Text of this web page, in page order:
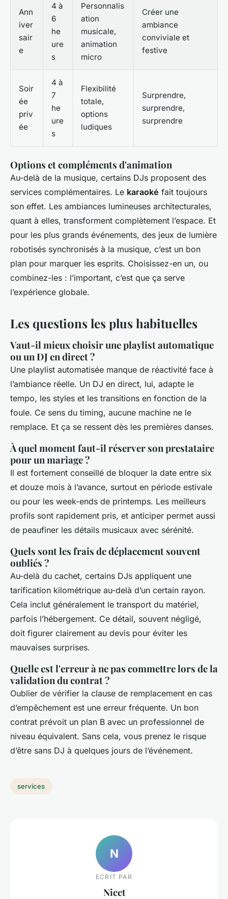
Ann
iver
sair
e
4 à
6
he
ure
s
Personnalis
ation
musicale,
animation
micro
Créer une
ambiance
conviviale et
festive
Soir
ée
priv
ée
4 à
7
he
ure
s
Flexibilité
totale,
options
ludiques
Surprendre,
surprendre,
surprendre
Options et compléments d'animation
Au-delà de la musique, certains DJs proposent des
services complémentaires. Le karaoké fait toujours
son effet. Les ambiances lumineuses architecturales,
quant à elles, transforment complètement l’espace. Et
pour les plus grands événements, des jeux de lumière
robotisés synchronisés à la musique, c’est un bon
plan pour marquer les esprits. Choisissez-en un, ou
combinez-les : l’important, c’est que ça serve
l’expérience globale.
Les questions les plus habituelles
Vaut-il mieux choisir une playlist automatique
ou un DJ en direct ?
Une playlist automatisée manque de réactivité face à
l’ambiance réelle. Un DJ en direct, lui, adapte le
tempo, les styles et les transitions en fonction de la
foule. Ce sens du timing, aucune machine ne le
remplace. Et ça se ressent dès les premières danses.
À quel moment faut-il réserver son prestataire
pour un mariage ?
Il est fortement conseillé de bloquer la date entre six
et douze mois à l’avance, surtout en période estivale
ou pour les week-ends de printemps. Les meilleurs
profils sont rapidement pris, et anticiper permet aussi
de peaufiner les détails musicaux avec sérénité.
Quels sont les frais de déplacement souvent
oubliés ?
Au-delà du cachet, certains DJs appliquent une
tarification kilométrique au-delà d’un certain rayon.
Cela inclut généralement le transport du matériel,
parfois l’hébergement. Ce détail, souvent négligé,
doit figurer clairement au devis pour éviter les
mauvaises surprises.
Quelle est l'erreur à ne pas commettre lors de la
validation du contrat ?
Oublier de vérifier la clause de remplacement en cas
d’empêchement est une erreur fréquente. Un bon
contrat prévoit un plan B avec un professionnel de
niveau équivalent. Sans cela, vous prenez le risque
d’être sans DJ à quelques jours de l’événement.
services
N
ECRIT PAR
Nicet